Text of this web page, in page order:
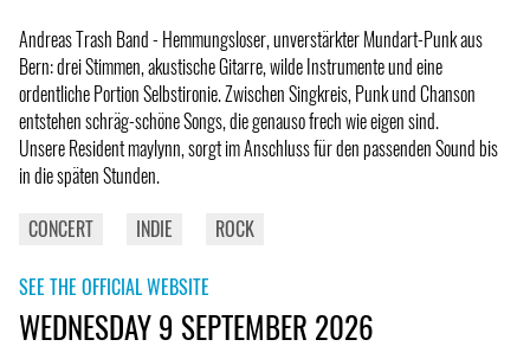
Andreas Trash Band - Hemmungsloser, unverstärkter Mundart-Punk aus
Bern: drei Stimmen, akustische Gitarre, wilde Instrumente und eine
ordentliche Portion Selbstironie. Zwischen Singkreis, Punk und Chanson
entstehen schräg-schöne Songs, die genauso frech wie eigen sind.
Unsere Resident maylynn, sorgt im Anschluss für den passenden Sound bis
in die späten Stunden.
CONCERT
INDIE ROCK
SEE THE OFFICIAL WEBSITE
WEDNESDAY 9 SEPTEMBER 2026